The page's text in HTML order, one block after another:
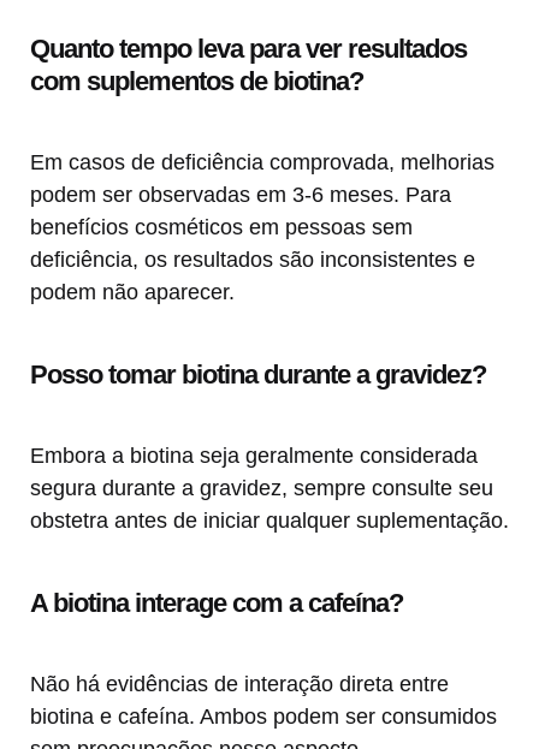
Quanto tempo leva para ver resultados
com suplementos de biotina?
Em casos de deficiência comprovada, melhorias
podem ser observadas em 3-6 meses. Para
benefícios cosméticos em pessoas sem
deficiência, os resultados são inconsistentes e
podem não aparecer.
Posso tomar biotina durante a gravidez?
Embora a biotina seja geralmente considerada
segura durante a gravidez, sempre consulte seu
obstetra antes de iniciar qualquer suplementação.
A biotina interage com a cafeína?
Não há evidências de interação direta entre
biotina e cafeína. Ambos podem ser consumidos